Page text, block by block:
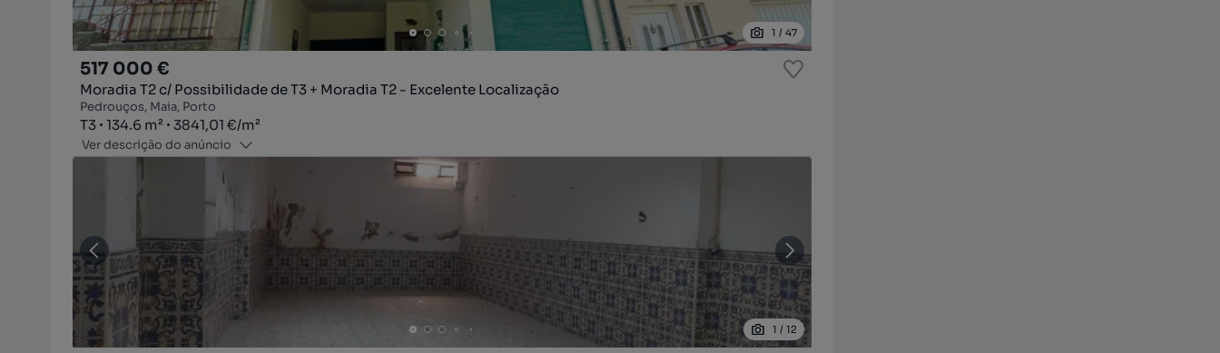
1 /47
517 000 €
Moradia T2 c/ Possibilidade de T3 + Moradia T2 - Excelente Localização
Pedrouços, Maia, Porto
Tipologia
T3
Zona134.6 m²
Preço por metro quadrado
3841,01 €/m²
Ver descrição do anúncio
1 /12